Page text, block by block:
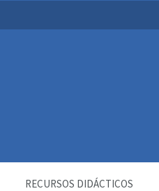
RECURSOS DIDÁCTICOS